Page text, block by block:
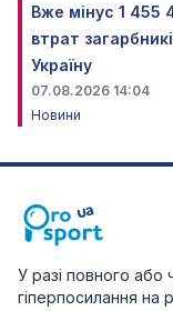
Вже мінус 1 455
втрат
Україну
07.08.2026 14:04
Новини
У разі повного або
гіперпосилання на